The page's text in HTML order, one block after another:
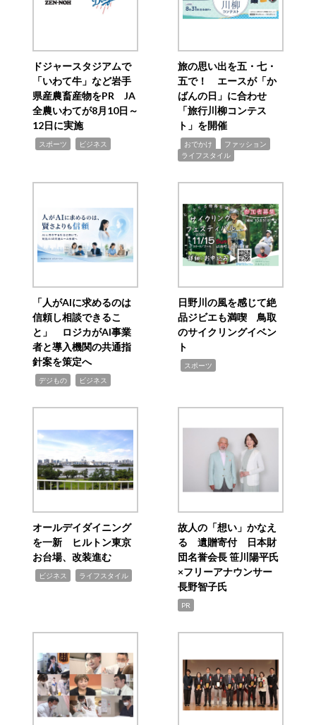
ドジャースタジアムで
「いわて牛」など岩手
県産農畜産物をPR JA
全農いわてが8月10日～
12日に実施
スポーツ ビジネス
旅の思い出を五・七・
五で！ エースが「か
ばんの日」に合わせ
「旅行川柳コンテス
ト」を開催
おでかけ ファッション
ライフスタイル
「人がAIに求めるのは
信頼し相談できるこ
と」 ロジカがAI事業
者と導入機関の共通指
針案を策定へ
デジもの ビジネス
日野川の風を感じて絶
品ジビエも満喫 鳥取
のサイクリングイベン
ト
スポーツ
オールデイダイニング
を一新 ヒルトン東京
お台場、改装進む
ビジネス ライフスタイル
故人の「想い」かなえ
る 遺贈寄付 日本財
団名誉会長 笹川陽平氏
×フリーアナウンサー
長野智子氏
PR